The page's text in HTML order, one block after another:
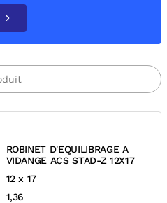
ROBINET D'EQUILIBRAGE A
VIDANGE ACS STAD-Z 12X17
12 x 17
1,36